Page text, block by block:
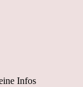
Infos